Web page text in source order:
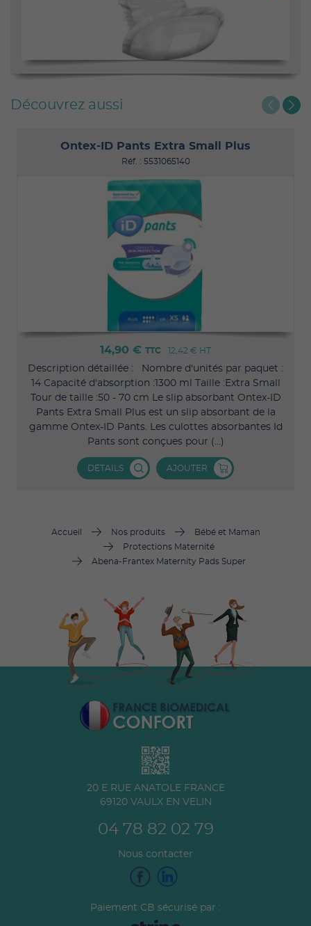
Découvrez aussi
Ontex-ID Pants Extra Small Plus
Réf. : 5531065140
14,90 € TTC 12,42 € HT
Description détaillée : Nombre d'unités par paquet :
14 Capacité d'absorption :1300 ml Taille :Extra Small
Tour de taille :50 - 70 cm Le slip absorbant Ontex-ID
Pants Extra Small Plus est un slip absorbant de la
gamme Ontex-ID Pants. Les culottes absorbantes Id
Pants sont conçues pour (...)
DÉTAILS AJOUTER
Accueil Nos produits
Bébé et Maman
Protections Maternité
Abena-Frantex Maternity Pads Super
20 E RUE ANATOLE FRANCE
69120 VAULX EN VELIN
04 78 82 02 79
Nous contacter
Paiement CB sécurisé par :